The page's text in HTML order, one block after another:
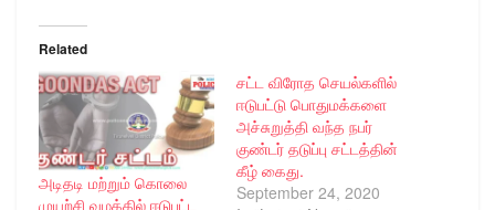
Related
அடிதடி மற்றும் கொலை
முயற்சி வழக்கில் ஈடுபட்ட
சட்ட விரோத செயல்களில்
ஈடுபட்டு பொதுமக்களை
அச்சுறுத்தி வந்த நபர்
குண்டர் தடுப்பு சட்டத்தின்
கீழ் கைது.
September 24, 2020